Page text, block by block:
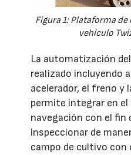
Figura 1: Plataforma
vehículo
La automatización
realizado incluyendo
acelerador, el freno y
permite integrar en
navegación con el fin
inspeccionar de
campo de cultivo